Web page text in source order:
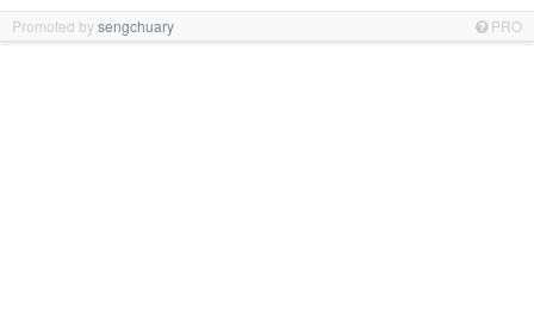
Promoted bysengchuary PRO